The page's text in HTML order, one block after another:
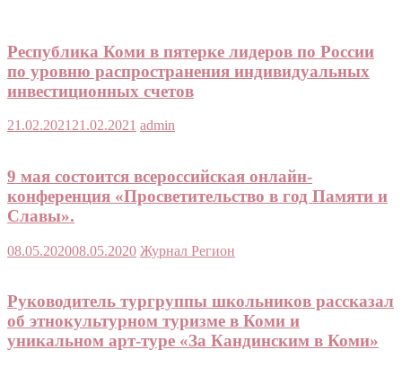
Республика Коми в пятерке лидеров по России
по уровню распространения индивидуальных
инвестиционных счетов
21.02.2021 21.02.2021 admin
9 мая состоится всероссийская онлайн-
конференция «Просветительство в год Памяти и
Славы».
08.05.202008.05.2020 Журнал Регион
Руководитель тургруппы школьников рассказал
об этнокультурном туризме в Коми и
уникальном арт-туре «За Кандинским в Коми»